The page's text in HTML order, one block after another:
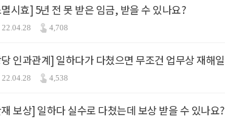
시효] 5년 전 못 받은 임금, 받을 수 있나요?
22.04.28 4,708
인과관계] 일하다가 다쳤으면 무조건 업무상 재해
22.04.28 4,538
보상] 일하다 실수로 다쳤는데 보상 받을 수 있나요?